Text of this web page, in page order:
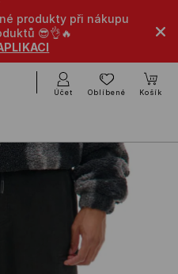
produkty při nákupu
😎👌🔥
Účet Oblíbené Košík